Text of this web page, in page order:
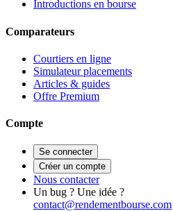
Introductions en bourse
Comparateurs
Courtiers en ligne
Simulateur placements
Articles & guides
Offre Premium
Compte
Se connecter
Créer un compte
Nous contacter
Un bug ? Une idée ?
contact@rendementbourse.com